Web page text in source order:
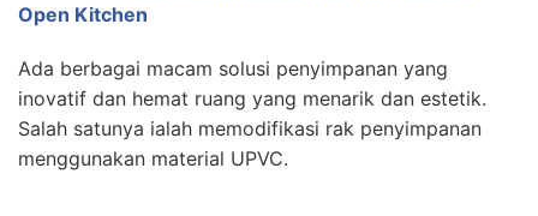
Open Kitchen
Ada berbagai macam solusi penyimpanan yang
inovatif dan hemat ruang yang menarik dan estetik.
Salah satunya ialah memodifikasi rak penyimpanan
menggunakan material UPVC.